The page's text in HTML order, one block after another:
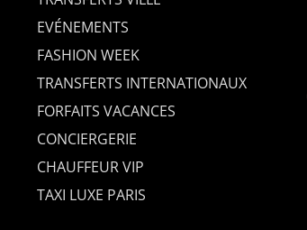
EVÉNEMENTS
FASHION WEEK
TRANSFERTS INTERNATIONAUX
FORFAITS VACANCES
CONCIERGERIE
CHAUFFEUR VIP
TAXI LUXE PARIS